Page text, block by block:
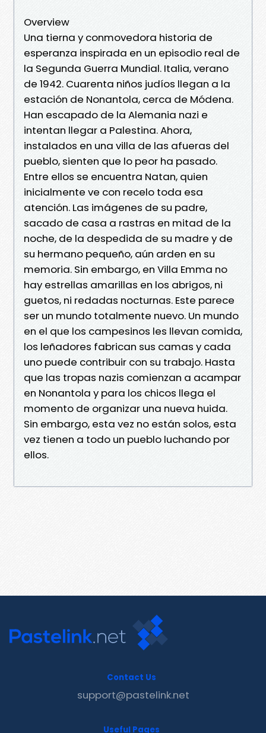
Overview
Una tierna y conmovedora historia de
esperanza inspirada en un episodio real de
la Segunda Guerra Mundial. Italia, verano
de 1942. Cuarenta niños judíos llegan a la
estación de Nonantola, cerca de Módena.
Han escapado de la Alemania nazi e
intentan llegar a Palestina. Ahora,
instalados en una villa de las afueras del
pueblo, sienten que lo peor ha pasado.
Entre ellos se encuentra Natan, quien
inicialmente ve con recelo toda esa
atención. Las imágenes de su padre,
sacado de casa a rastras en mitad de la
noche, de la despedida de su madre y de
su hermano pequeño, aún arden en su
memoria. Sin embargo, en Villa Emma no
hay estrellas amarillas en los abrigos, ni
guetos, ni redadas nocturnas. Este parece
ser un mundo totalmente nuevo. Un mundo
en el que los campesinos les llevan comida,
los leñadores fabrican sus camas y cada
uno puede contribuir con su trabajo. Hasta
que las tropas nazis comienzan a acampar
en Nonantola y para los chicos llega el
momento de organizar una nueva huida.
Sin embargo, esta vez no están solos, esta
vez tienen a todo un pueblo luchando por
ellos.
Contact Us
support@pastelink.net
Useful Pages